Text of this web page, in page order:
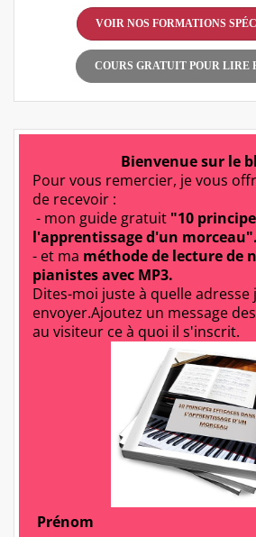
VOIR NOS FORMATIONS
COURS GRATUIT POUR LIRE